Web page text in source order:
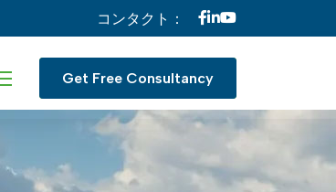
コンタクト：
Get Free Consultancy